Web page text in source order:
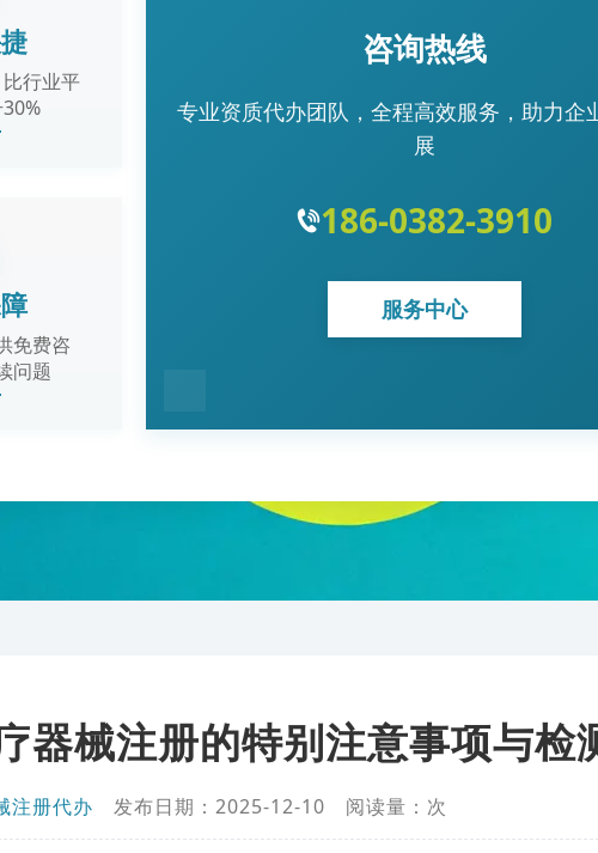
行业平
免费咨
问题
咨询热线
专业资质代办团队，全程高效服务，助力企
展
186-0382-3910
服务中心
器械注册的特别注意事项与检
注册代办 发布日期：2025-12-10 阅读量： 次